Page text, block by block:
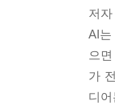
저
AI는
으
가
디